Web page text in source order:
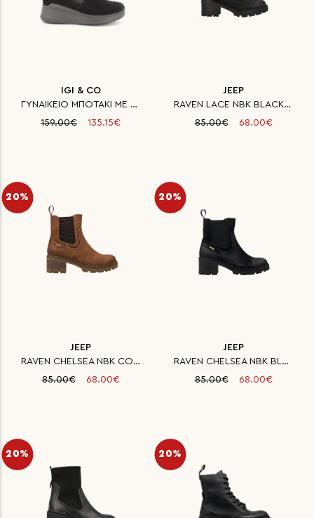
IGI & CO
ΓΥΝΑΙΚΕΙΟ ΜΠΟΤΑΚΙ ΜΕ ΓΟΥΝΑ IGI
159.00€
135.15€
JEEP
RAVEN LACE NBK BLACK ΜΠΟΤΑΚΙ Γ
85.00€
68.00€
20%
JEEP
RAVEN CHELSEA NBK COGNAC ΜΠΟΤΑ
85.00€
68.00€
20%
JEEP
RAVEN CHELSEA NBK BLACK ΜΠΟΤΑΚ
85.00€
68.00€
20% 20%